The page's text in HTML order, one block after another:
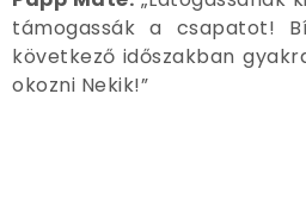
támogassák a csapatot!
következő időszakban
okozni Nekik!”